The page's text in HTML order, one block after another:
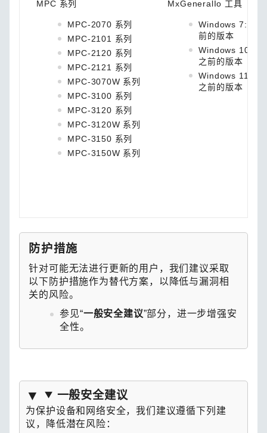
MPC 系列
MPC-2070 系列
MPC-2101 系列
MPC-2120 系列
MPC-2121 系列
MPC-3070W 系列
MPC-3100 系列
MPC-3120 系列
MPC-3120W 系列
MPC-3150 系列
MPC-3150W 系列
MxGeneralIo 工具
Windows 7:
前的版本
Windows 10:
之前的版本
Windows 11:
之前的版本
防护措施
针对可能无法进行更新的用户，我们建议采取
以下防护措施作为替代方案，以降低与漏洞相
关的风险。
参见“一般安全建议”部分，进一步增强安
全性。
一般安全建议
为保护设备和网络安全，我们建议遵循下列建
议，降低潜在风险：